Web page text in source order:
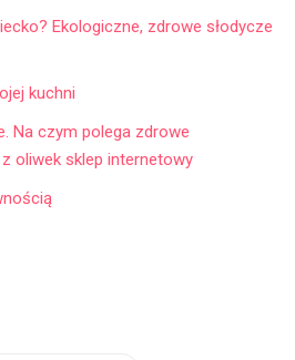
Ekologiczne, zdrowe słodycze
kuchni
Na czym polega zdrowe
oliwek sklep internetowy